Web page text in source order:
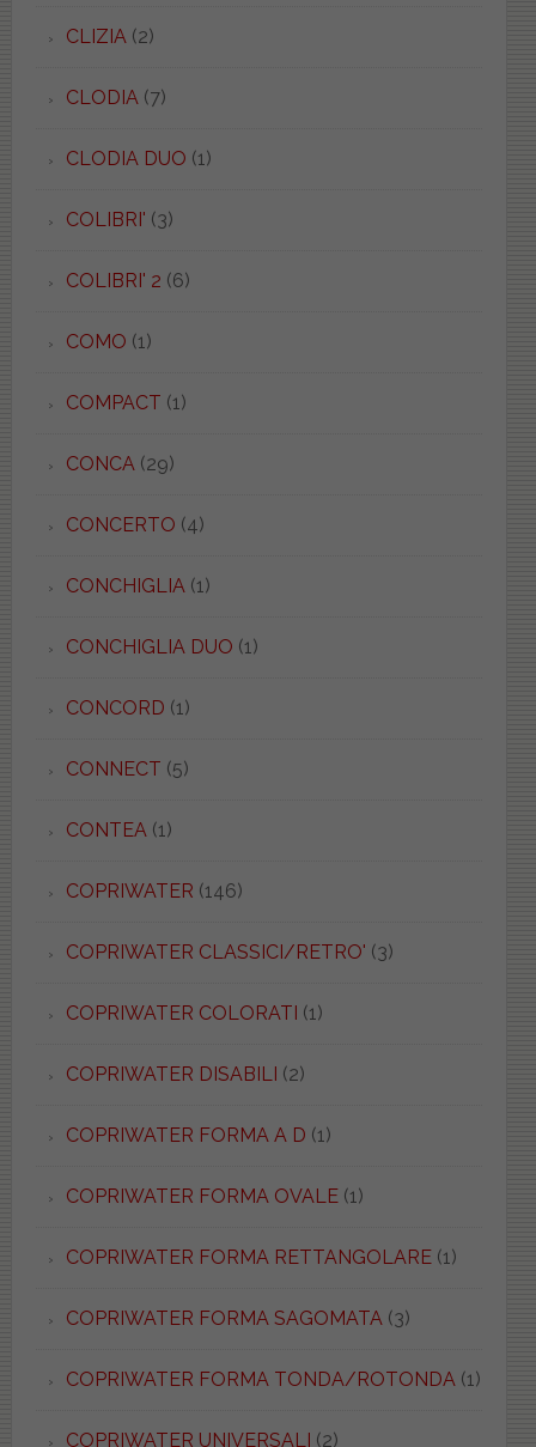
CLIZIA(2)
CLODIA(7)
CLODIA DUO (1)
COLIBRI' (3)
COLIBRI' 2 (6)
COMO (1)
COMPACT (1)
CONCA(29)
CONCERTO (4)
CONCHIGLIA(1)
CONCHIGLIA DUO (1)
CONCORD (1)
CONNECT (5)
CONTEA(1)
COPRIWATER (146)
COPRIWATER CLASSICI/RETRO' (3)
COPRIWATER COLORATI (1)
COPRIWATER DISABILI (2)
COPRIWATER FORMA A D (1)
COPRIWATER FORMA OVALE(1)
COPRIWATER FORMA RETTANGOLARE(1)
COPRIWATER FORMA SAGOMATA(3)
COPRIWATER FORMA TONDA/ROTONDA(1)
COPRIWATER UNIVERSALI (2)